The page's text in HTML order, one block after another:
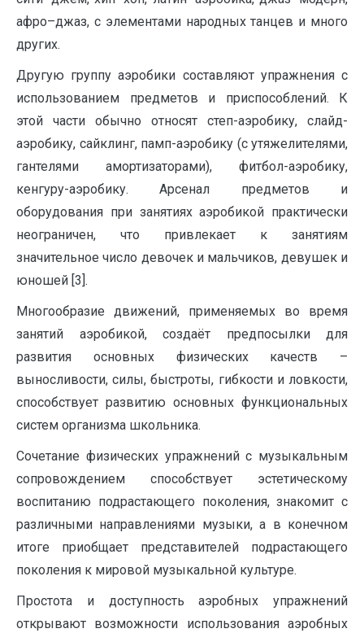
афро–джаз, с элементами народных танцев и много
других.
Другую группу аэробики составляют упражнения с
использованием предметов и приспособлений. К
этой части обычно относят степ-аэробику, слайд-
аэробику, сайклинг, памп-аэробику (с утяжелителями,
гантелями амортизаторами), фитбол-аэробику,
кенгуру-аэробику. Арсенал предметов и
оборудования при занятиях аэробикой практически
неограничен, что привлекает к занятиям
значительное число девочек и мальчиков, девушек и
юношей [3].
Многообразие движений, применяемых во время
занятий аэробикой, создаёт предпосылки для
развития основных физических качеств –
выносливости, силы, быстроты, гибкости и ловкости,
способствует развитию основных функциональных
систем организма школьника.
Сочетание физических упражнений с музыкальным
сопровождением способствует эстетическому
воспитанию подрастающего поколения, знакомит с
различными направлениями музыки, а в конечном
итоге приобщает представителей подрастающего
поколения к мировой музыкальной культуре.
Простота и доступность аэробных упражнений
открывают возможности использования аэробных